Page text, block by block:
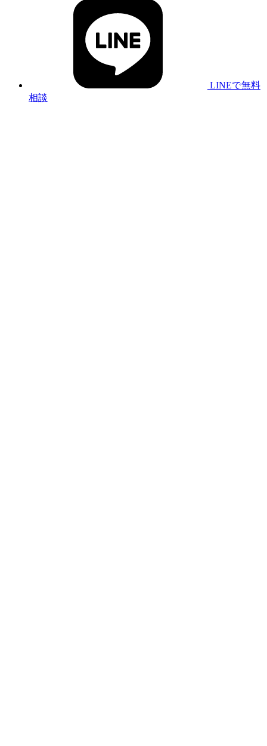
LINEで無料
相談